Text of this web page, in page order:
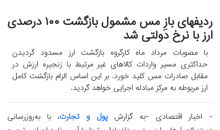
ردیفهای بازِ مس مشمول بازگشت ۱۰۰ درصدی
ارز با نرخ دولتی شد
با مصوبات مرداد ماه کارگروه بازگشت ارز مسدود گردیدن
حداکثری مسیر واردات کالاهای غیر مرتبط با زنجیره ارزش در
مقابل صادرات مس کلید خورد. بر این اساس الزام بازگشت کامل
ارز مربوطه به مرکز مبادله اجرایی خواهد گردید.
- اخبار اقتصادی -به گزارشپول و تجارت، با به‌روزرسانی